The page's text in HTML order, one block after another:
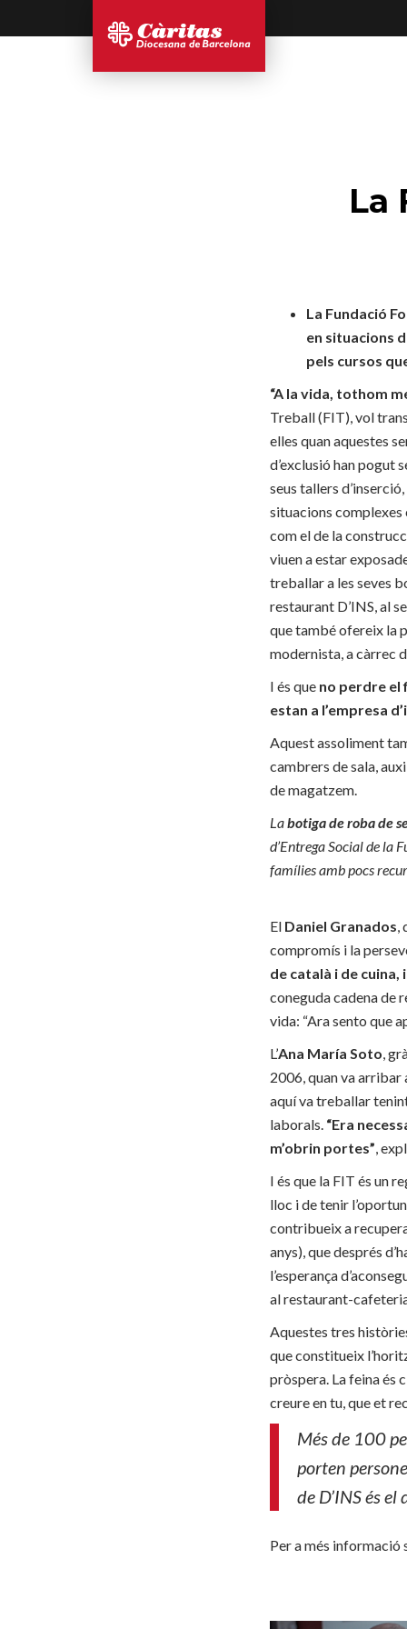
La
La Fundació
en situacions
pels cursos
“A la vida, tothom
Treball (FIT), vol
elles quan aquestes
d’exclusió han pogut
seus tallers
situacions complexes
com el de la
viuen a estar
treballar a les seves
restaurant D’INS, al
que també ofereix la
modernista, a càrrec
I és que no perdre el
estan a l’empresa
Aquest assoliment
cambrers de sala,
de magatzem.
Labotiga de roba de
d’Entrega Social de la
famílies amb pocs
El Daniel Granados,
compromís i la
de català i de
coneguda cadena de
vida: “Ara sento que
L’Ana María Soto,
2006, quan va arribar
aquí va treballar
laborals. “Era
m’obrin portes”,
I és que la FIT és un
lloc i de tenir
contribueix a
anys), que després
l’esperança
al restaurant-
Aquestes tres
que constitueix
pròspera. La feina és
creure en tu, que et
Més de 100
porten
de D’INS és
Per a més